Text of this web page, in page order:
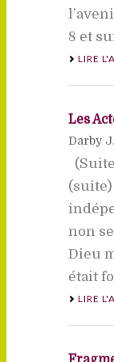
8 et
LIRE
Les
Darby
non
Dieu
était
LIRE